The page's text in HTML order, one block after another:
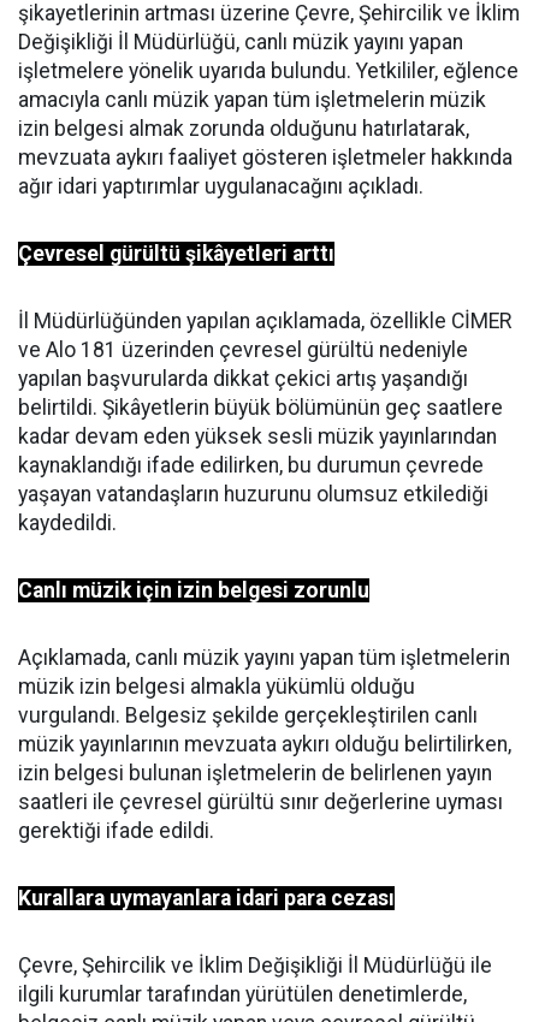
şikayetlerinin artması üzerine Çevre, Şehircilik ve İklim
Değişikliği İl Müdürlüğü, canlı müzik yayını yapan
işletmelere yönelik uyarıda bulundu. Yetkililer, eğlence
amacıyla canlı müzik yapan tüm işletmelerin müzik
izin belgesi almak zorunda olduğunu hatırlatarak,
mevzuata aykırı faaliyet gösteren işletmeler hakkında
ağır idari yaptırımlar uygulanacağını açıkladı.
Çevresel gürültü şikâyetleri arttı
İl Müdürlüğünden yapılan açıklamada, özellikle CİMER
ve Alo 181 üzerinden çevresel gürültü nedeniyle
yapılan başvurularda dikkat çekici artış yaşandığı
belirtildi. Şikâyetlerin büyük bölümünün geç saatlere
kadar devam eden yüksek sesli müzik yayınlarından
kaynaklandığı ifade edilirken, bu durumun çevrede
yaşayan vatandaşların huzurunu olumsuz etkilediği
kaydedildi.
Canlı müzik için izin belgesi zorunlu
Açıklamada, canlı müzik yayını yapan tüm işletmelerin
müzik izin belgesi almakla yükümlü olduğu
vurgulandı. Belgesiz şekilde gerçekleştirilen canlı
müzik yayınlarının mevzuata aykırı olduğu belirtilirken,
izin belgesi bulunan işletmelerin de belirlenen yayın
saatleri ile çevresel gürültü sınır değerlerine uyması
gerektiği ifade edildi.
Kurallara uymayanlara idari para cezası
Çevre, Şehircilik ve İklim Değişikliği İl Müdürlüğü ile
ilgili kurumlar tarafından yürütülen denetimlerde,